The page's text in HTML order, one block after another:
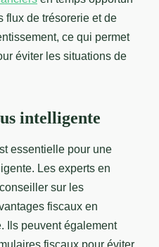
flux de trésorerie et de
ce qui permet
éviter les situations de
intelligente
essentielle pour une
Les experts en
sur les
fiscaux en
Ils peuvent également
fiscaux pour éviter